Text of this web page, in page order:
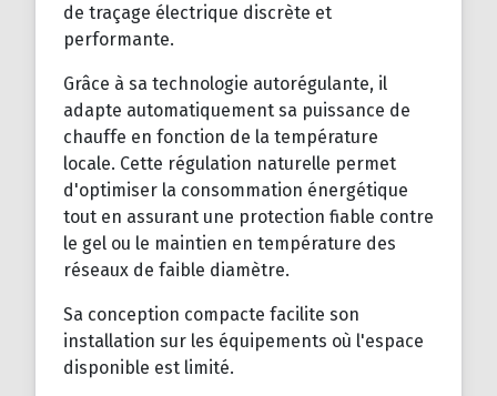
de traçage électrique discrète et
performante.
Grâce à sa technologie autorégulante, il
adapte automatiquement sa puissance de
chauffe en fonction de la température
locale. Cette régulation naturelle permet
d'optimiser la consommation énergétique
tout en assurant une protection fiable contre
le gel ou le maintien en température des
réseaux de faible diamètre.
Sa conception compacte facilite son
installation sur les équipements où l'espace
disponible est limité.